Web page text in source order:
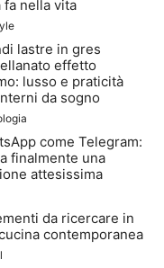
fa nella vita
lastre in gres
effetto
lusso e praticità
da sogno
come Telegram:
finalmente una
attesissima
da ricercare in
contemporanea